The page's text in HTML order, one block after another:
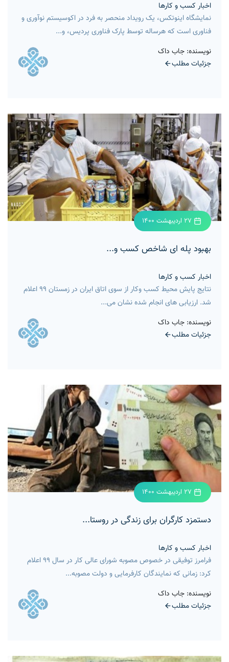
اخبار کسب و کارها
نمایشگاه اینوتکس، یک رویداد منحصر به فرد در اکوسیستم نوآوری و
فناوری است که هرساله توسط پارک فناوری پردیس، و...
نویسنده: جاب داک
جزئیات مطلب
بهبود پله ای شاخص کسب و...
اخبار کسب و کارها
نتایج پایش محیط کسب وکار از سوی اتاق ایران در زمستان ۹۹ اعلام
شد. ارزیابی های انجام شده نشان می...
نویسنده: جاب داک
جزئیات مطلب
دستمزد کارگران برای زندگی در روستا...
اخبار کسب و کارها
فرامرز توفیقی در خصوص مصوبه شورای عالی کار در سال ۹۹ اعلام
کرد: زمانی که نمایندگان کارفرمایی و دولت مصوبه...
نویسنده: جاب داک
جزئیات مطلب